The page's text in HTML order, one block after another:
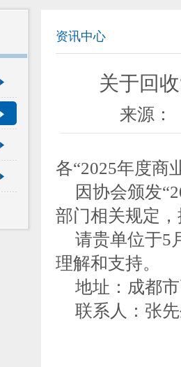
资讯中心
关于回
来源
各“2025年度商
因协会颁发
部门相关规定
请贵单位于5
理解和支持。
地址：成都
联系人：张